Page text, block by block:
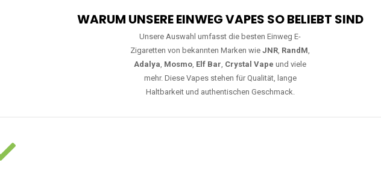
WARUM UNSERE EINWEG VAPES SO BELIEBT SIND
Unsere Auswahl umfasst die besten Einweg E-
Zigaretten von bekannten Marken wie JNR, RandM,
Adalya, Mosmo, Elf Bar, Crystal Vape und viele
mehr. Diese Vapes stehen für Qualität, lange
Haltbarkeit und authentischen Geschmack.